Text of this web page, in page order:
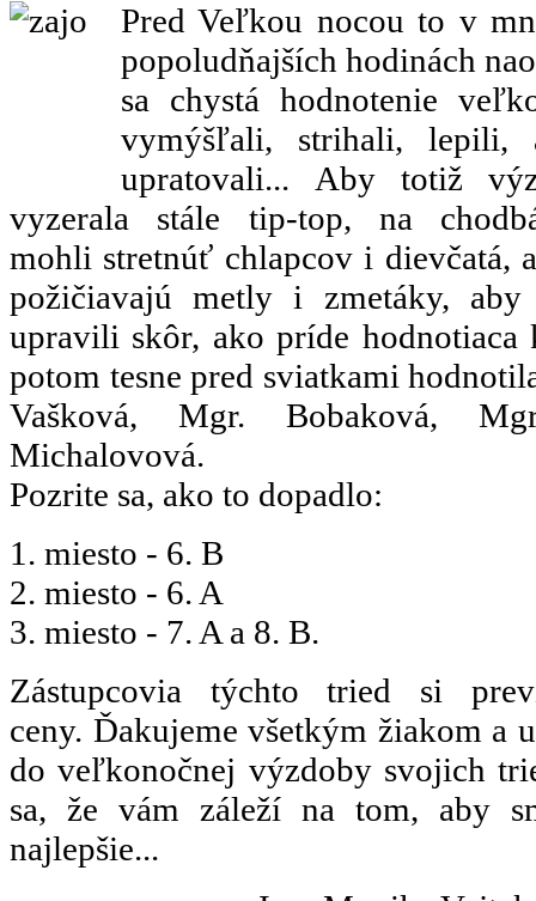
Pred Veľkou nocou to v
popoludňajších hodinách
sa chystá hodnotenie
vymýšľali, strihali, lepili,
upratovali... Aby totiž
vyzerala stále tip-top, na
mohli stretnúť chlapcov i dievčatá,
požičiavajú metly i zmetáky,
upravili skôr, ako príde hodnotiaca
potom tesne pred sviatkami
Vašková, Mgr. Bobaková,
Michalovová.
Pozrite sa, ako to dopadlo:
1. miesto - 6. B
2. miesto - 6. A
3. miesto - 7. A a 8. B.
Zástupcovia týchto tried si
ceny. Ďakujeme všetkým žiakom a
do veľkonočnej výzdoby svojich
sa, že vám záleží na tom, aby
najlepšie...